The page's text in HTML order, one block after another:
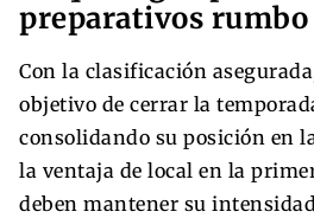
preparativos
Con la clasificación
objetivo de cerrar la
consolidando su posición en
la ventaja de local en la
deben mantener su